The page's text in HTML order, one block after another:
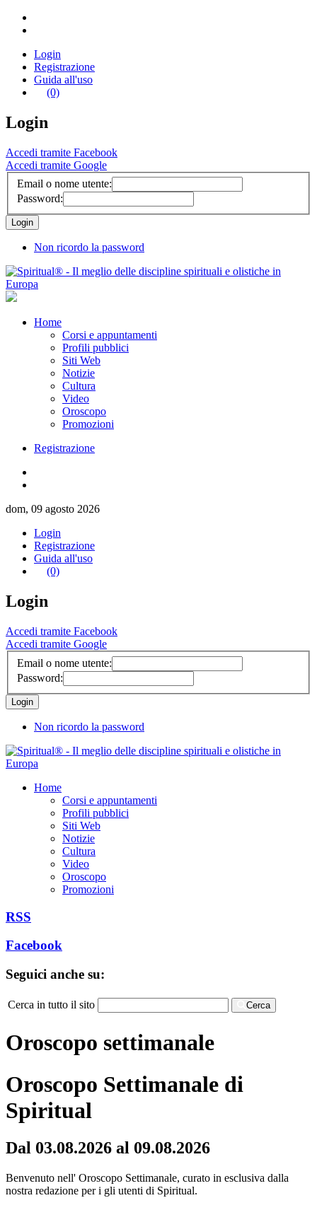
Login
Registrazione
Guida all'uso
(0)
Login
Accedi tramite Facebook
Accedi tramite Google
Email o nome utente:
Password:
Non ricordo la password
Home
Corsi e appuntamenti
Profili pubblici
Siti Web
Notizie
Cultura
Video
Oroscopo
Promozioni
Registrazione
dom, 09 agosto 2026
Login
Registrazione
Guida all'uso
(0)
Login
Accedi tramite Facebook
Accedi tramite Google
Email o nome utente:
Password:
Non ricordo la password
Home
Corsi e appuntamenti
Profili pubblici
Siti Web
Notizie
Cultura
Video
Oroscopo
Promozioni
RSS
Facebook
Seguici anche su:
Cerca in tutto il sito Cerca
Oroscopo settimanale
Oroscopo Settimanale di
Spiritual
Dal 03.08.2026 al 09.08.2026
Benvenuto nell' Oroscopo Settimanale, curato in esclusiva dalla
nostra redazione per i gli utenti di Spiritual.